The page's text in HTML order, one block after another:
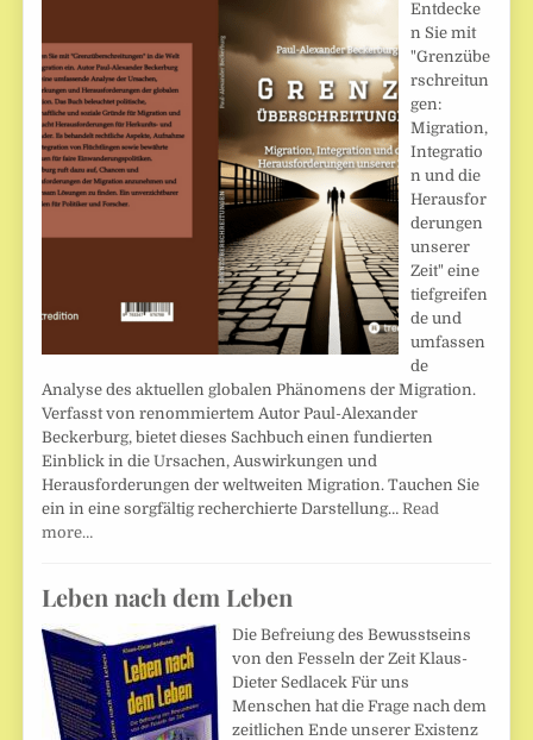
Entdecke
n Sie mit
"Grenzübe
rschreitun
gen:
Migration,
Integratio
n und die
Herausfor
derungen
unserer
Zeit" eine
tiefgreifen
de und
umfassen
de
Analyse des aktuellen globalen Phänomens der Migration.
Verfasst von renommiertem Autor Paul-Alexander
Beckerburg, bietet dieses Sachbuch einen fundierten
Einblick in die Ursachen, Auswirkungen und
Herausforderungen der weltweiten Migration. Tauchen Sie
ein in eine sorgfältig recherchierte Darstellung… Read
more…
Leben nach dem Leben
Die Befreiung des Bewusstseins
von den Fesseln der Zeit Klaus-
Dieter Sedlacek Für uns
Menschen hat die Frage nach dem
zeitlichen Ende unserer Existenz